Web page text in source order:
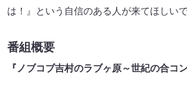
は！』という自信のある人が来てほしいで
番組概要
『ノブコブ吉村のラブヶ原～世紀の合コ